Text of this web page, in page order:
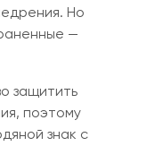
Но
—
защитить
поэтому
знак с